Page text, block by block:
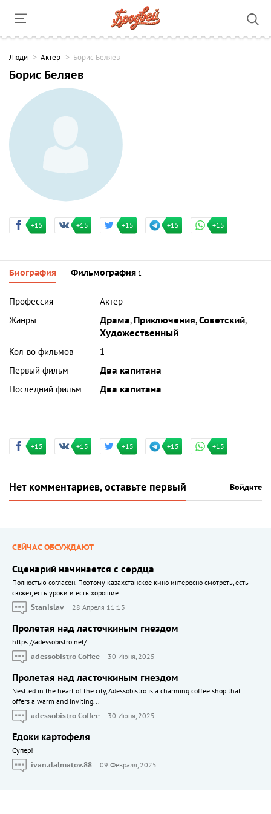
Люди Актер Борис Беляев
Борис Беляев
+15 +15 +15 +15 +15
Биография Фильмография 1
Профессия
Актер
Жанры
Драма, Приключения,Советский,
Художественный
Кол-во фильмов
1
Первый фильм
Два капитана
Последний фильм
Два капитана
+15 +15 +15 +15 +15
Нет комментариев, оставьте первый Войдите
СЕЙЧАС ОБСУЖДАЮТ
Сценарий начинается с сердца
Полностью согласен. Поэтому казахстанское кино интересно смотреть, есть
сюжет, есть уроки и есть хорошие...
Stanislav
28 Апреля 11:13
Пролетая над ласточкиным гнездом
https://adessobistro.net/
adessobistro Coffee
30 Июня, 2025
Пролетая над ласточкиным гнездом
Nestled in the heart of the city, Adessobistro is a charming coffee shop that
offers a warm and inviting...
adessobistro Coffee
30 Июня, 2025
Едоки картофеля
Cупер!
ivan.dalmatov.88
09 Февраля, 2025